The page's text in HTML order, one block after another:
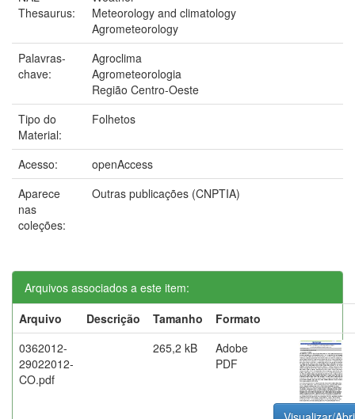
Thesaurus:
Meteorology and climatology
Agrometeorology
Palavras-
chave:
Agroclima
Agrometeorologia
Região Centro-Oeste
Tipo do
Material:
Folhetos
Acesso:
openAccess
Aparece
nas
coleções:
Outras publicações (CNPTIA)
Arquivos associados a este item:
Arquivo
Descrição Tamanho
Formato
0362012-
29022012-
CO.pdf
265,2 kB
Adobe
PDF